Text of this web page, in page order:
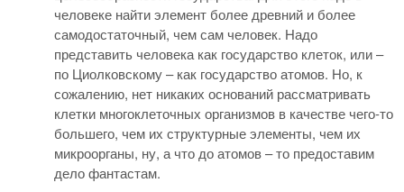
человеке найти элемент более древний и более
самодостаточный, чем сам человек. Надо
представить человека как государство клеток, или –
по Циолковскому – как государство атомов. Но, к
сожалению, нет никаких оснований рассматривать
клетки многоклеточных организмов в качестве чего-то
большего, чем их структурные элементы, чем их
микроорганы, ну, а что до атомов – то предоставим
дело фантастам.